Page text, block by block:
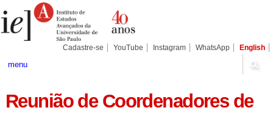
para
conteúdo.
Pessoais
Cadastre-se YouTube Instagram WhatsApp English
menu
Reunião de Coordenadores de